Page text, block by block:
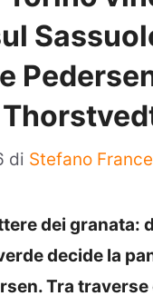
di Stefano
dei granata:
decide la
Tra traverse